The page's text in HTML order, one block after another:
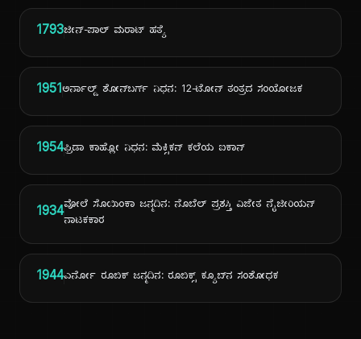
1793ಜೀನ್-ಪಾಲ್ ಮರಾಟ್ ಹತ್ಯೆ
1951ಅರ್ನಾಲ್ಡ್ ಶೋನ್‌ಬರ್ಗ್ ನಿಧನ: 12-ಟೋನ್ ತಂತ್ರದ ಸಂಯೋಜಕ
1954ಫ್ರಿಡಾ ಕಾಹ್ಲೋ ನಿಧನ: ಮೆಕ್ಸಿಕನ್ ಕಲೆಯ ಐಕಾನ್
1934ವೋಲೆ ಸೊಯಿಂಕಾ ಜನ್ಮದಿನ: ನೊಬೆಲ್ ಪ್ರಶಸ್ತಿ ವಿಜೇತ ನೈಜೀರಿಯನ್
ನಾಟಕಕಾರ
1944ಎರ್ನೋ ರೂಬಿಕ್ ಜನ್ಮದಿನ: ರೂಬಿಕ್ಸ್ ಕ್ಯೂಬ್‌ನ ಸಂಶೋಧಕ